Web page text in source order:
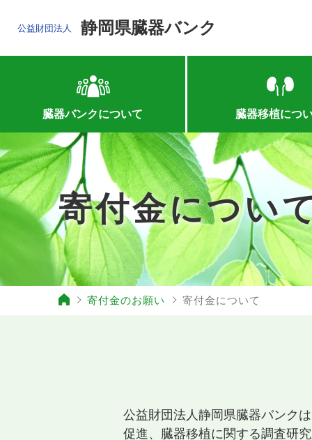
公益財団法人 静岡県臓器バンク
臓器バンクについて 臓器移植につ
寄付金につい
寄付金のお願い 寄付金について
公益財団法人静岡県臓器バンク
促進、臓器移植に関する調査研